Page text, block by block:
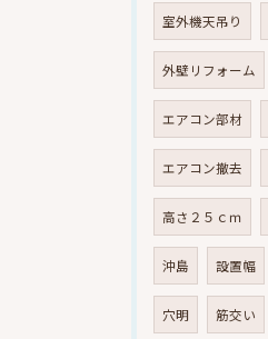
室外機天吊り
外壁リフォーム
エアコン部材
エアコン撤去
高さ２５ｃｍ
沖島 設置幅
穴明 筋交い